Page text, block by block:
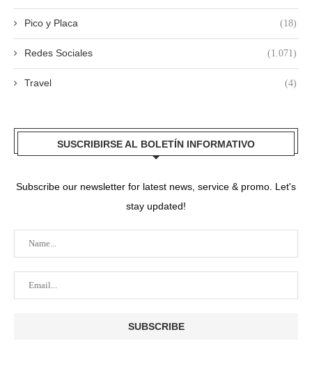
Pico y Placa (18)
Redes Sociales (1.071)
Travel (4)
SUSCRIBIRSE AL BOLETÍN INFORMATIVO
Subscribe our newsletter for latest news, service & promo. Let's
stay updated!